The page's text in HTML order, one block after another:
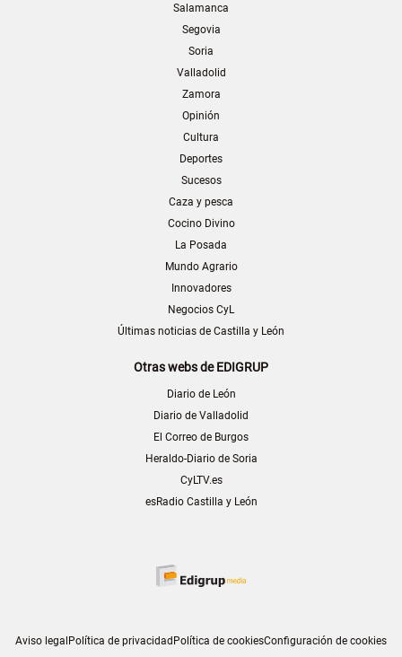
Salamanca
Segovia
Soria
Valladolid
Zamora
Opinión
Cultura
Deportes
Sucesos
Caza y pesca
Cocino Divino
La Posada
Mundo Agrario
Innovadores
Negocios CyL
Últimas noticias de Castilla y León
Otras webs de EDIGRUP
Diario de León
Diario de Valladolid
El Correo de Burgos
Heraldo-Diario de Soria
CyLTV.es
esRadio Castilla y León
Aviso legalPolítica de privacidadPolítica de cookiesConfiguración de cookies